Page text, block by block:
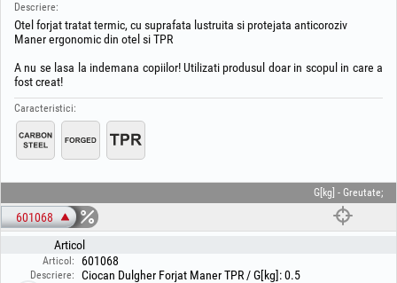
Descriere:
Otel forjat tratat termic, cu suprafata lustruita si protejata anticoroziv
Maner ergonomic din otel si TPR
A nu se lasa la indemana copiilor! Utilizati produsul doar in scopul in care a
fost creat!
Caracteristici:
G[kg] - Greutate;
601068
Articol
Articol: 601068
Descriere:
Ciocan Dulgher Forjat Maner TPR / G[kg]: 0.5